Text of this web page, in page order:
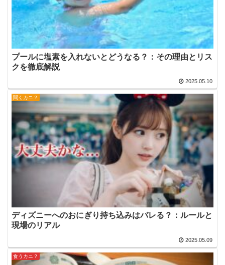
プールに塩素を入れないとどうなる？：その理由とリス
クを徹底解説
2025.05.10
聞くカニ？
ディズニーへのおにぎり持ち込みはバレる？：ルールと
現場のリアル
2025.05.09
食うカニ？